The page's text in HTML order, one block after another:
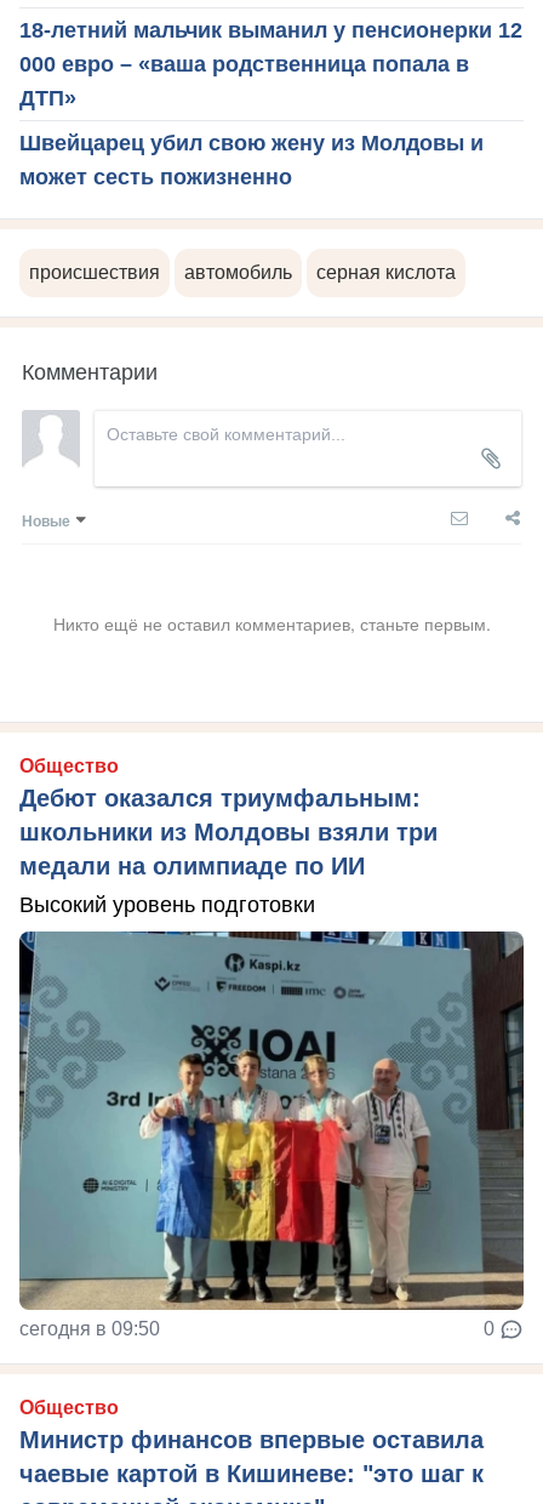
18-летний мальчик выманил у пенсионерки 12
000 евро – «ваша родственница попала в
ДТП»
Швейцарец убил свою жену из Молдовы и
может сесть пожизненно
происшествия автомобиль серная кислота
Комментарии
Новые
Никто ещё не оставил комментариев, станьте первым.
Общество
Дебют оказался триумфальным:
школьники из Молдовы взяли три
медали на олимпиаде по ИИ
Высокий уровень подготовки
сегодня в 09:50 0
Общество
Министр финансов впервые оставила
чаевые картой в Кишиневе: "это шаг к